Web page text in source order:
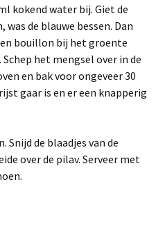
kokend water bij. Giet de
de blauwe bessen. Dan
bouillon bij het groente
het mengsel over in de
en bak voor ongeveer 30
gaar is en er een knapperig
Snijd de blaadjes van de
over de pilav. Serveer met